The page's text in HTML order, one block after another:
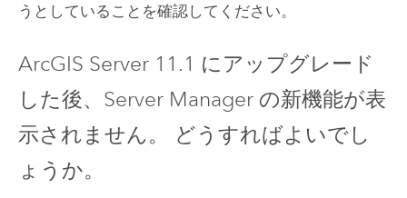
うとしていることを確認してください。
ArcGIS Server 11.1 にアップグレード
した後、 Server Managerの新機能が表
示されません。 どうすればよいでし
ょうか。